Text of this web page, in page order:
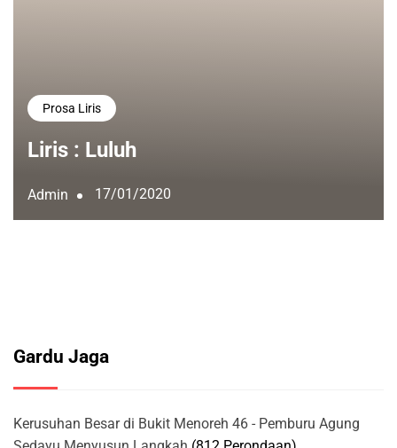
Prosa Liris
Liris : Luluh
Admin 17/01/2020
Gardu Jaga
Kerusuhan Besar di Bukit Menoreh 46 - Pemburu Agung